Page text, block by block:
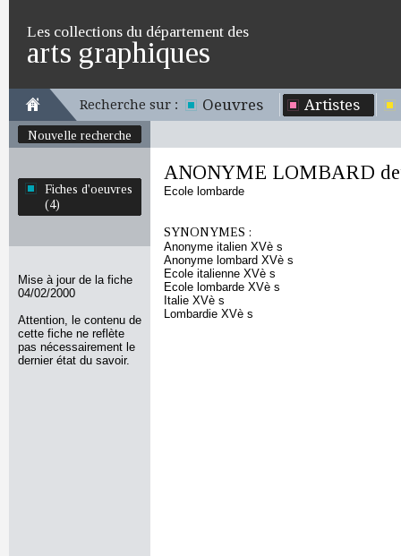
Les collections du département des
arts graphiques
Recherche sur : Oeuvres Artistes
Nouvelle recherche
Fiches d'oeuvres
(4)
Mise à jour de la fiche
04/02/2000
Attention, le contenu de
cette fiche ne reflète
pas nécessairement le
dernier état du savoir.
ANONYME LOMBARD
Ecole lombarde
SYNONYMES :
Anonyme italien XVè s
Anonyme lombard XVè s
Ecole italienne XVè s
Ecole lombarde XVè s
Italie XVè s
Lombardie XVè s